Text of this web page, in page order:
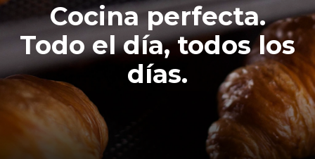
Cocina perfecta.
Todo el día, todos los
días.